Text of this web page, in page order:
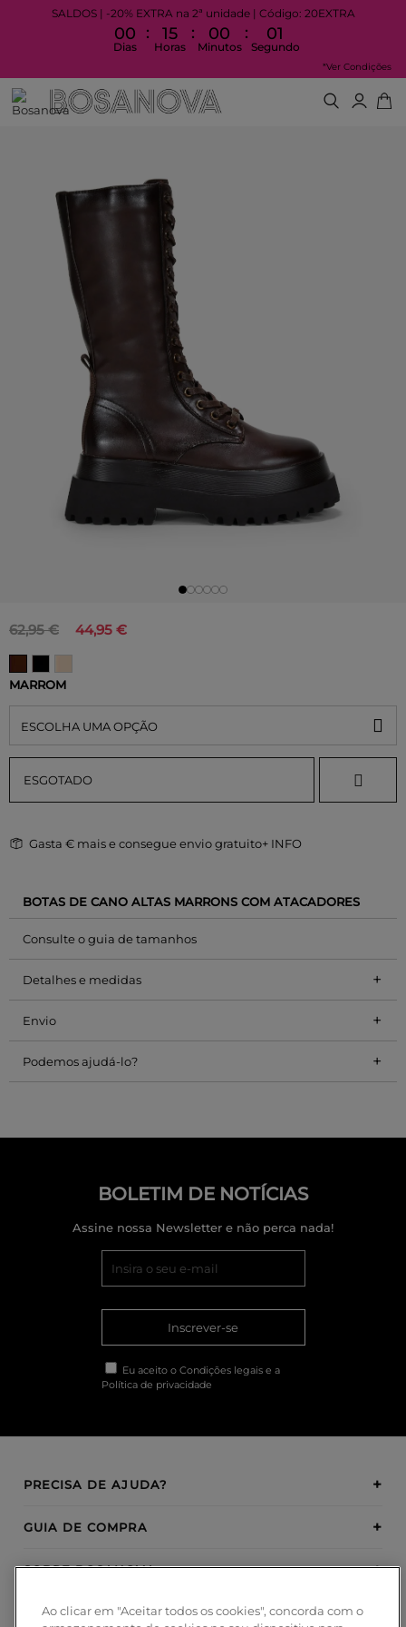
SALDOS | -20% EXTRA na 2ª unidade | Código: 20EXTRA
00
Dias
: 15
Horas
: 00
Minutos
: 01
Segundo
*Ver Condições
44,95 €
62,95 €
MARROM
ESCOLHA UMA OPÇÃO
ESGOTADO
Gasta € mais e consegue envio gratuito+ INFO
BOTAS DE CANO ALTAS MARRONS COM ATACADORES
Consulte o guia de tamanhos
Detalhes e medidas +
Envio +
Podemos ajudá-lo? +
BOLETIM DE NOTÍCIAS
Assine nossa Newsletter e não perca nada!
Inscrever-se
Eu aceito o Condições legais e a
Política de privacidade
PRECISA DE AJUDA?
GUIA DE COMPRA
SOBRE BOSANOVA
INSPIRATION
Ao clicar em "Aceitar todos os cookies", concorda com o